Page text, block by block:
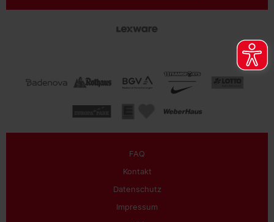
FAQ
Kontakt
Datenschutz
Impressum